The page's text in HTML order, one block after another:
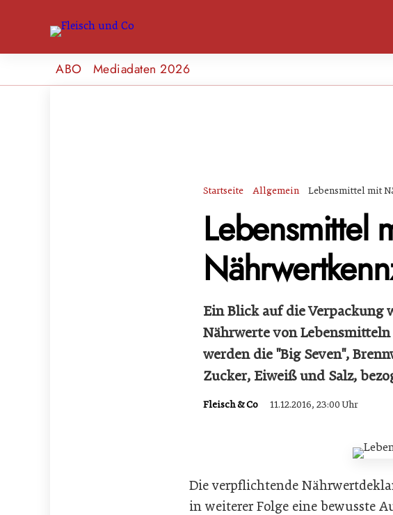
ABO Mediadaten 2026
Startseite Allgemein Lebensmittel mit
Lebensmittel
Ein Blick auf die Verpackung
Nährwerte von
werden die "Big Seven",
Zucker, Eiweiß und Salz,
Fleisch & Co 11.12.2016, 23:00 Uhr
Die verpflichtende
in weiterer Folge eine bewusste